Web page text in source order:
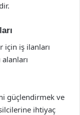
için iş ilanları
güçlendirmek ve
ihtiyaç